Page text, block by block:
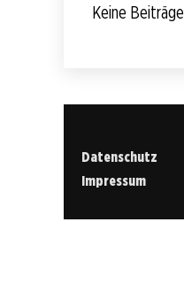
Keine
Datenschutz
Impressum